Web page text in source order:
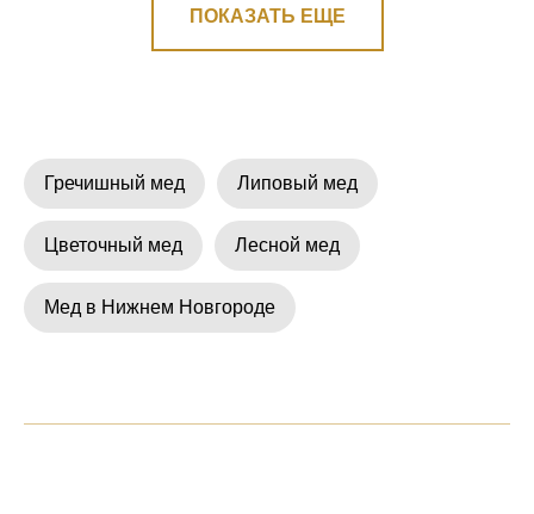
ПОКАЗАТЬ ЕЩЕ
Гречишный мед Липовый мед
Цветочный мед Лесной мед
Мед в Нижнем Новгороде